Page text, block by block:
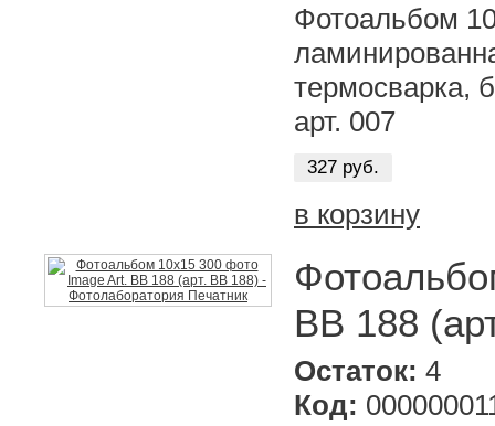
Фотоальбом
термосварка,
арт. 007
327 руб.
в корзину
ВВ 188
Остаток: 4
Код: